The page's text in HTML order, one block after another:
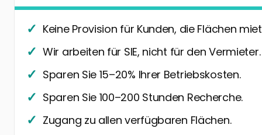
Keine Provision für Kunden, die Flächen
Wir arbeiten für SIE, nicht für den Vermieter.
Sparen Sie 15–20% Ihrer Betriebskosten.
Sparen Sie 100–200 Stunden Recherche.
Zugang zu allen verfügbaren Flächen.